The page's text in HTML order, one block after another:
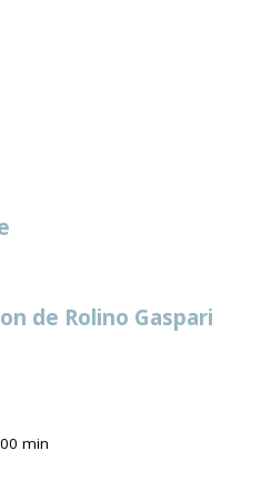
de Rolino Gaspari
min